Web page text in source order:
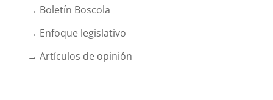
→ Boletín Boscola
→ Enfoque legislativo
→ Artículos de opinión